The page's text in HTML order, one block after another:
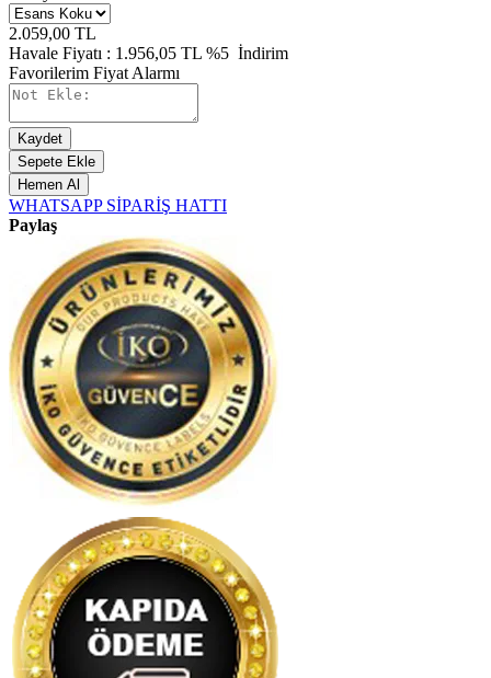
2.059,00 TL
Havale Fiyatı : 1.956,05 TL %5 İndirim
Favorilerim Fiyat Alarmı
Kaydet
Sepete Ekle
Hemen Al
WHATSAPP SİPARİŞ HATTI
Paylaş